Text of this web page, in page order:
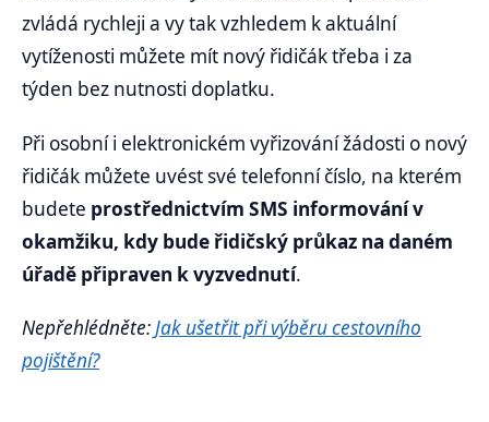
zvládá rychleji a vy tak vzhledem k aktuální
vytíženosti můžete mít nový řidičák třeba i za
týden bez nutnosti doplatku.
Při osobní i elektronickém vyřizování žádosti o nový
řidičák můžete uvést své telefonní číslo, na kterém
budete prostřednictvím SMS informování v
okamžiku, kdy bude řidičský průkaz na daném
úřadě připraven k vyzvednutí.
Nepřehlédněte:Jak ušetřit při výběru cestovního
pojištění?